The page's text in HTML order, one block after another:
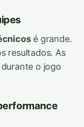
é grande.
resultados. As
o jogo